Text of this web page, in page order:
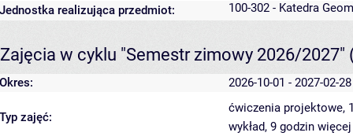
Jednostka realizująca przedmiot:
100-302 - Katedra
Zajęcia w cyklu "Semestr zimowy 2026/2027"
Okres: 2026-10-01 - 2027-02-28
Typ zajęć:
ćwiczenia projektowe,
wykład, 9 godzin